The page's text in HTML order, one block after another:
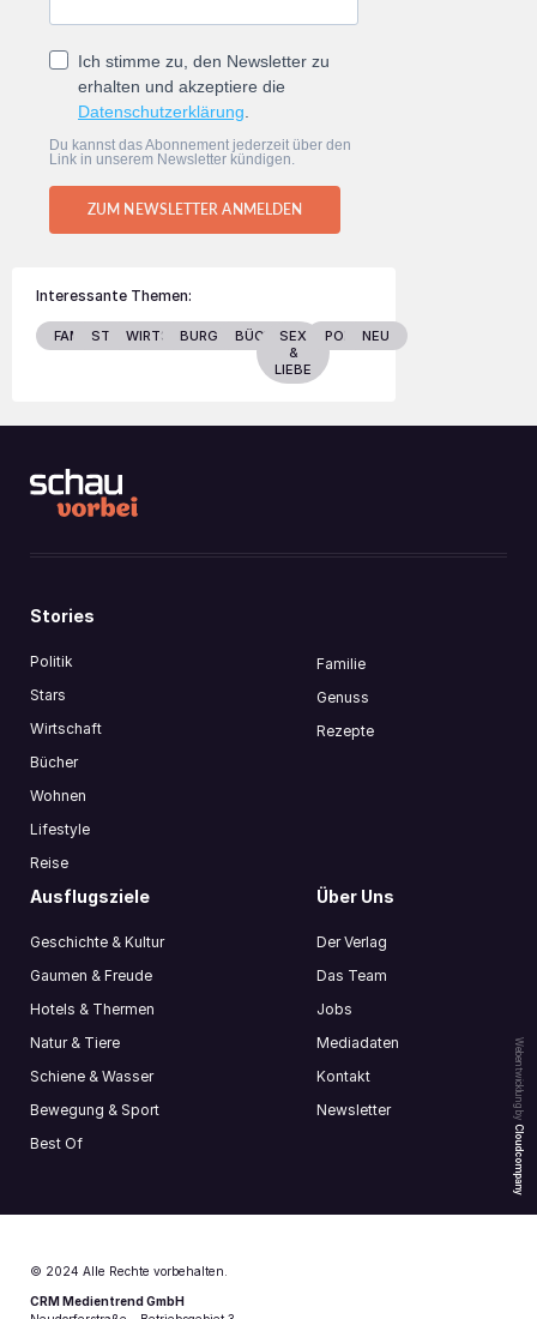
Ich stimme zu, den Newsletter zu
erhalten und akzeptiere die
Datenschutzerklärung.
Du kannst das Abonnement jederzeit über den
Link in unserem Newsletter kündigen.
ZUM NEWSLETTER ANMELDEN
Interessante Themen:
FAMILIESTARSWIRTSCHAFTBURGENLANDBÜCHERSEX
&
LIEBE
POLITIKNEU
Webentwicklung by
Cloudcompany
Stories
Politik
Stars
Wirtschaft
Bücher
Wohnen
Lifestyle
Reise
Familie
Genuss
Rezepte
Ausflugsziele
Geschichte & Kultur
Gaumen & Freude
Hotels & Thermen
Natur & Tiere
Schiene & Wasser
Bewegung & Sport
Best Of
Über Uns
Der Verlag
Das Team
Jobs
Mediadaten
Kontakt
Newsletter
© 2024 Alle Rechte vorbehalten.
CRM Medientrend GmbH